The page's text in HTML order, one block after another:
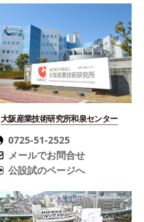
大阪産業技術研究所和泉センター
0725-51-2525
メールでお問合せ
公設試のページへ